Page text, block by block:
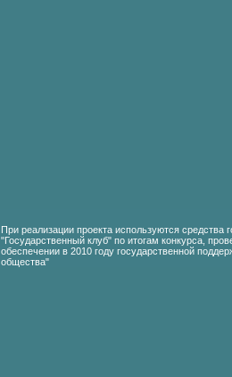
При реализации проекта используются средства
"Государственный клуб" по итогам конкурса,
обеспечении в 2010 году государственной
общества"